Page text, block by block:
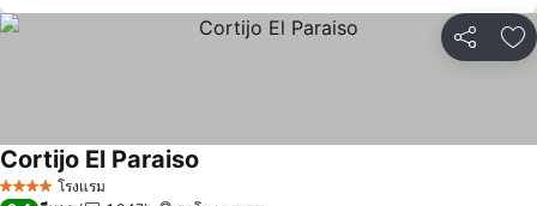
แชร์ เ
4 ดาว โรงแรม
Cortijo El Paraiso